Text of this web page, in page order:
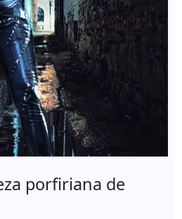
porfiriana de